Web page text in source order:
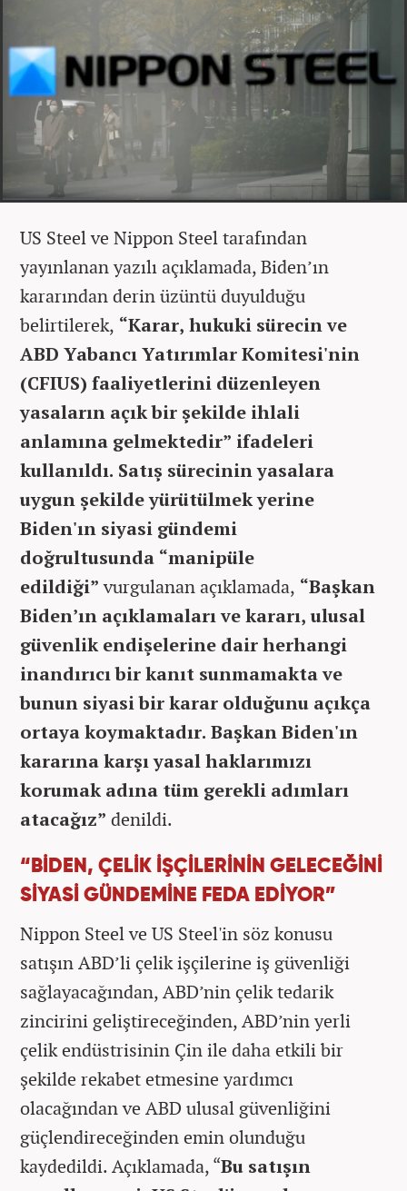
US Steel ve Nippon Steel tarafından
yayınlanan yazılı açıklamada, Biden’ın
kararından derin üzüntü duyulduğu
belirtilerek, “Karar, hukuki sürecin ve
ABD Yabancı Yatırımlar Komitesi'nin
(CFIUS) faaliyetlerini düzenleyen
yasaların açık bir şekilde ihlali
anlamına gelmektedir” ifadeleri
kullanıldı. Satış sürecinin yasalara
uygun şekilde yürütülmek yerine
Biden'ın siyasi gündemi
doğrultusunda “manipüle
edildiği”vurgulanan açıklamada, “Başkan
Biden’ın açıklamaları ve kararı, ulusal
güvenlik endişelerine dair herhangi
inandırıcı bir kanıt sunmamakta ve
bunun siyasi bir karar olduğunu açıkça
ortaya koymaktadır. Başkan Biden'ın
kararına karşı yasal haklarımızı
korumak adına tüm gerekli adımları
atacağız” denildi.
“BİDEN, ÇELİK İŞÇİLERİNİN GELECEĞİNİ
SİYASİ GÜNDEMİNE FEDA EDİYOR”
Nippon Steel ve US Steel'in söz konusu
satışın ABD’li çelik işçilerine iş güvenliği
sağlayacağından, ABD’nin çelik tedarik
zincirini geliştireceğinden, ABD’nin yerli
çelik endüstrisinin Çin ile daha etkili bir
şekilde rekabet etmesine yardımcı
olacağından ve ABD ulusal güvenliğini
güçlendireceğinden emin olunduğu
kaydedildi. Açıklamada, “Bu satışın